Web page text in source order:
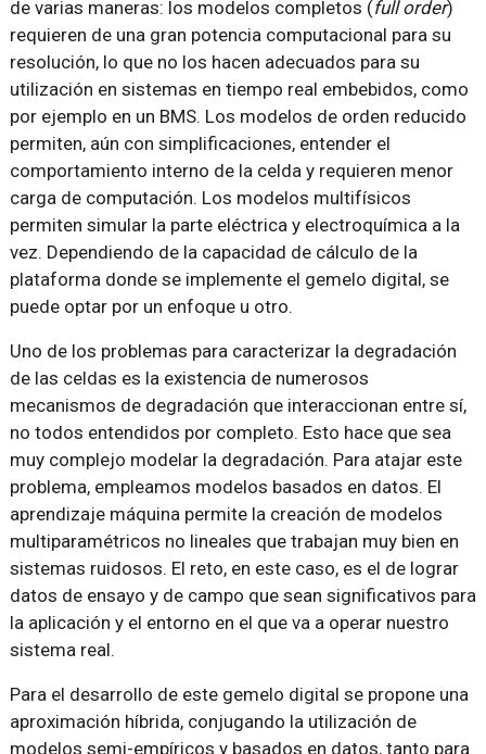
de varias maneras: los modelos completos (full order)
requieren de una gran potencia computacional para su
resolución, lo que no los hacen adecuados para su
utilización en sistemas en tiempo real embebidos, como
por ejemplo en un BMS. Los modelos de orden reducido
permiten, aún con simplificaciones, entender el
comportamiento interno de la celda y requieren menor
carga de computación. Los modelos multifísicos
permiten simular la parte eléctrica y electroquímica a la
vez. Dependiendo de la capacidad de cálculo de la
plataforma donde se implemente el gemelo digital, se
puede optar por un enfoque u otro.
Uno de los problemas para caracterizar la degradación
de las celdas es la existencia de numerosos
mecanismos de degradación que interaccionan entre sí,
no todos entendidos por completo. Esto hace que sea
muy complejo modelar la degradación. Para atajar este
problema, empleamos modelos basados en datos. El
aprendizaje máquina permite la creación de modelos
multiparamétricos no lineales que trabajan muy bien en
sistemas ruidosos. El reto, en este caso, es el de lograr
datos de ensayo y de campo que sean significativos para
la aplicación y el entorno en el que va a operar nuestro
sistema real.
Para el desarrollo de este gemelo digital se propone una
aproximación híbrida, conjugando la utilización de
modelos semi-empíricos y basados en datos, tanto para